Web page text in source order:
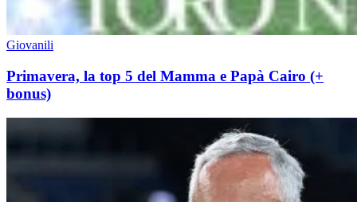
Giovanili
Primavera, la top 5 del Mamma e Papà Cairo (+
bonus)